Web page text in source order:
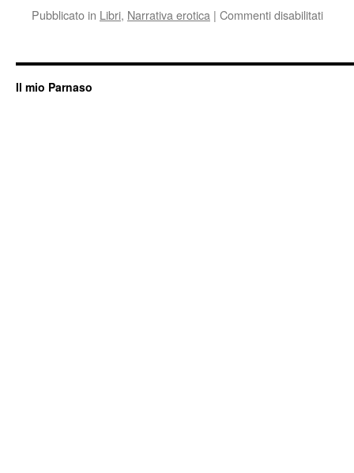
Pubblicato in Libri, Narrativa erotica | Commenti disabilitatisu
(?)
Il mio Parnaso